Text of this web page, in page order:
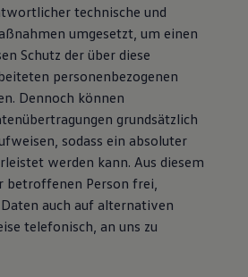
technische und
umgesetzt, um einen
Schutz der über diese
personenbezogenen
Dennoch können
grundsätzlich
sodass ein absoluter
werden kann. Aus diesem
betroffenen Person frei,
auch auf alternativen
telefonisch, an uns zu